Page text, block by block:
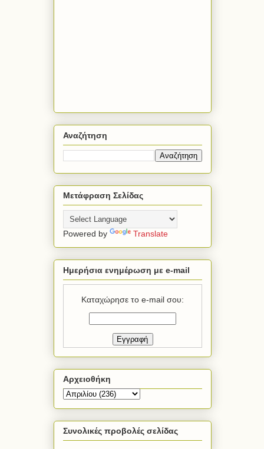
Αναζήτηση
Μετάφραση Σελίδας
Powered by Translate
Ημερήσια ενημέρωση με e-mail
Καταχώρησε το e-mail σου:
Αρχειοθήκη
Συνολικές προβολές σελίδας